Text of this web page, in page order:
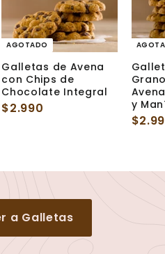
AGOTADO
Galletas de Avena
con Chips de
Chocolate Integral
$2.990
y
a Galletas